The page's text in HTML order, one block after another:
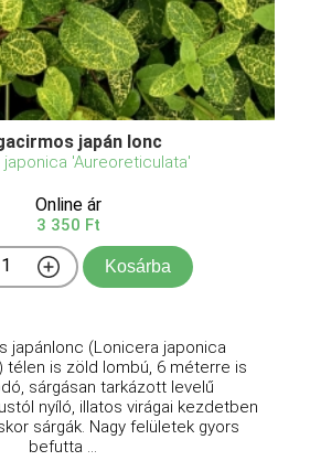
japán lonc
'Aureoreticulata'
Online ár
3 350 Ft
Kosárba
japánlonc (Lonicera japonica
télen is zöld lombú, 6 méterre is
sárgásan tarkázott levelű
nyíló, illatos virágai kezdetben
sárgák. Nagy felületek gyors
befutta ...